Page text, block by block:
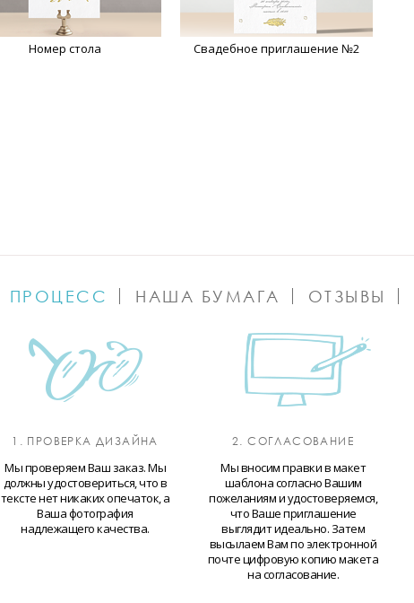
Номер стола Свадебное приглашение №2
ПРОЦЕСС НАША БУМАГА ОТЗЫВЫ
1. ПРОВЕРКА ДИЗАЙНА
Мы проверяем Ваш заказ. Мы
должны удостовериться, что в
тексте нет никаких опечаток, а
Ваша фотография
надлежащего качества.
2. СОГЛАСОВАНИЕ
Мы вносим правки в макет
шаблона согласно Вашим
пожеланиям и удостоверяемся,
что Ваше приглашение
выглядит идеально. Затем
высылаем Вам по электронной
почте цифровую копию макета
на согласование.